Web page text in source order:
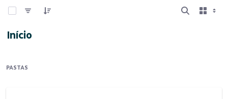
Início
PASTAS